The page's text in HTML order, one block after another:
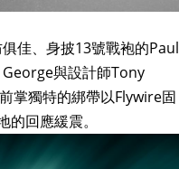
佳、身披13號戰袍的Paul
與設計師Tony
掌獨特的綁帶以Flywire固
回應緩震。